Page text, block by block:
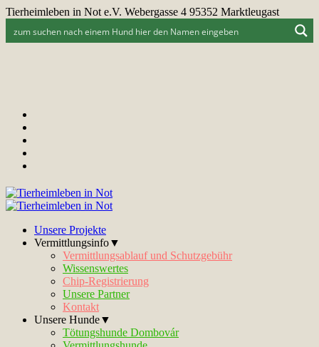
Tierheimleben in Not e.V. Webergasse 4 95352 Marktleugast
Unsere Projekte
Vermittlungsinfo▼
Vermittlungsablauf und Schutzgebühr
Wissenswertes
Chip-Registrierung
Unsere Partner
Kontakt
Unsere Hunde▼
Tötungshunde Dombovár